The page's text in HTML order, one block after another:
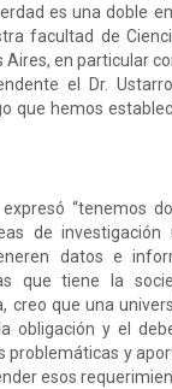
es una doble
facultad de
Aires, en particular
el Dr.
que hemos
“tenemos
de
datos e
que tiene la
creo que una
obligación y el
problemáticas y
esos